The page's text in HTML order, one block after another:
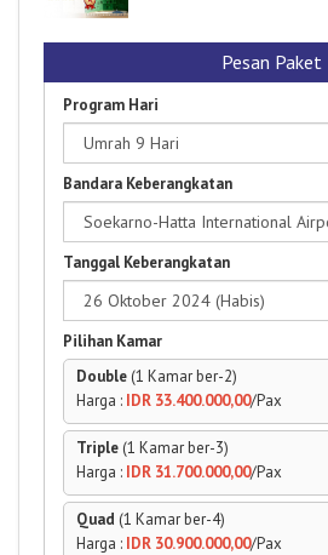
UMRAH 09 HARI - 26 OKTOBER 2024 *4
Pesan Paket
Program Hari
Bandara Keberangkatan
Tanggal Keberangkatan
Pilihan Kamar
Double (1 Kamar ber-2)
Harga : IDR 33.400.000,00/Pax
Triple (1 Kamar ber-3)
Harga : IDR 31.700.000,00/Pax
Quad (1 Kamar ber-4)
Harga : IDR 30.900.000,00/Pax